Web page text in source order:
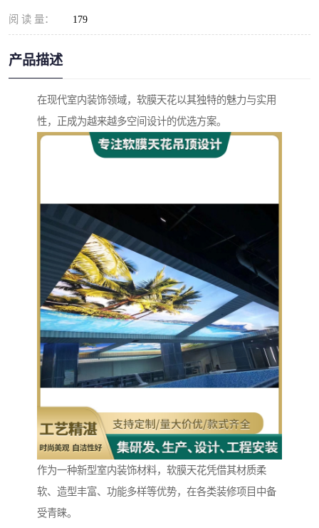
阅 读 量： 179
产品描述
在现代室内装饰领域，软膜天花以其独特的魅力与实用
性，正成为越来越多空间设计的优选方案。
作为一种新型室内装饰材料，软膜天花凭借其材质柔
软、造型丰富、功能多样等优势，在各类装修项目中备
受青睐。